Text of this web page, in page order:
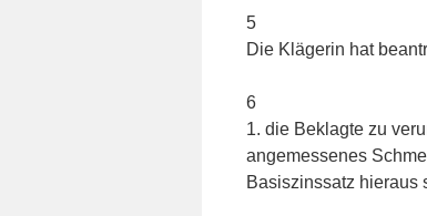
5
Die Klägerin hat
6
1. die Beklagte zu
angemessenes
Basiszinssatz hieraus